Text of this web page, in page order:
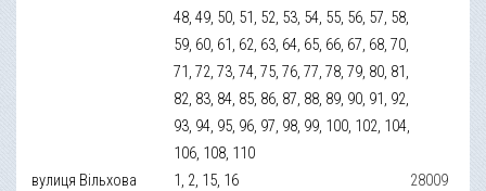
48, 49, 50, 51, 52, 53, 54, 55, 56, 57, 58,
59, 60, 61, 62, 63, 64, 65, 66, 67, 68, 70,
71, 72, 73, 74, 75, 76, 77, 78, 79, 80, 81,
82, 83, 84, 85, 86, 87, 88, 89, 90, 91, 92,
93, 94, 95, 96, 97, 98, 99, 100, 102, 104,
106, 108, 110
вулиця Вільхова 1, 2, 15, 16
28009